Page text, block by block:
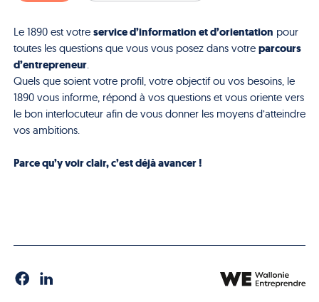
Le 1890 est votre service d’information et d’orientation pour
toutes les questions que vous vous posez dans votre parcours
d’entrepreneur.
Quels que soient votre profil, votre objectif ou vos besoins, le
1890 vous informe, répond à vos questions et vous oriente vers
le bon interlocuteur afin de vous donner les moyens d’atteindre
vos ambitions.
Parce qu’y voir clair, c’est déjà avancer !